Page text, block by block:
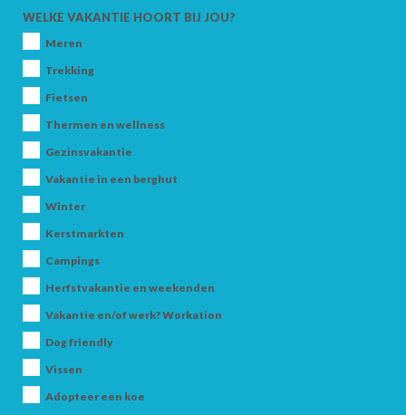
WELKE VAKANTIE HOORT BIJ JOU?
Meren
Trekking
Fietsen
Thermen en wellness
Gezinsvakantie
Vakantie in een berghut
Winter
Kerstmarkten
Campings
Herfstvakantie en weekenden
Vakantie en/of werk? Workation
Dog friendly
Vissen
Adopteer een koe